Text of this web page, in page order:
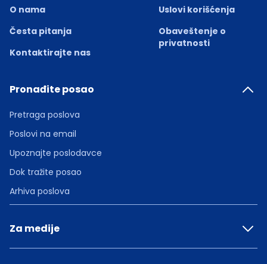
O nama
Česta pitanja
Kontaktirajte nas
Uslovi korišćenja
Obaveštenje o
privatnosti
Pronađite posao
Pretraga poslova
Poslovi na email
Upoznajte poslodavce
Dok tražite posao
Arhiva poslova
Za medije